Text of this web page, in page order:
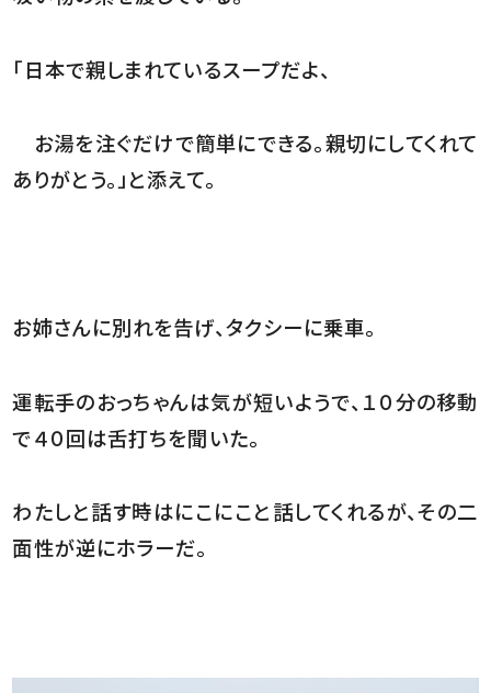
「日本で親しまれているスープだよ、
お湯を注ぐだけで簡単にできる。親切にしてくれて
ありがとう。」と添えて。
お姉さんに別れを告げ、タクシーに乗車。
運転手のおっちゃんは気が短いようで、１０分の移動
で４０回は舌打ちを聞いた。
わたしと話す時はにこにこと話してくれるが、その二
面性が逆にホラーだ。